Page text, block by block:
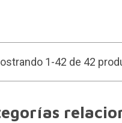
1-42 de 42